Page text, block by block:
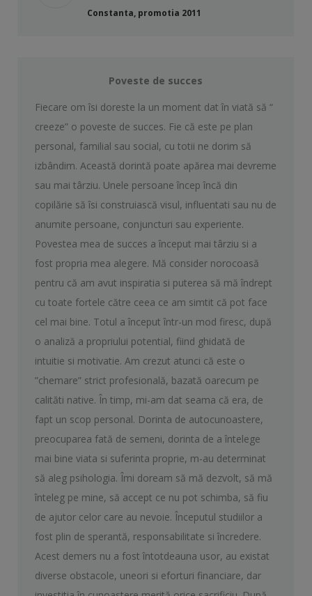
Constanta, promotia 2011
Poveste de succes
Fiecare om îsi doreste la un moment dat în viată să “
creeze” o poveste de succes. Fie că este pe plan
personal, familial sau social, cu totii ne dorim să
izbândim. Această dorintă poate apărea mai devreme
sau mai târziu. Unele persoane încep încă din
copilărie să îsi construiască visul, influentati sau nu de
anumite persoane, conjuncturi sau experiente.
Povestea mea de succes a început mai târziu si a
fost propria mea alegere. Mă consider norocoasă
pentru că am avut inspiratia si puterea să mă îndrept
cu toate fortele către ceea ce am simtit că pot face
cel mai bine. Totul a început într-un mod firesc, după
o analiză a propriului potential, fiind ghidată de
intuitie si motivatie. Am crezut atunci că este o
”chemare” strict profesională, bazată oarecum pe
calităti native. În timp, mi-am dat seama că era, de
fapt un scop personal. Dorinta de autocunoastere,
preocuparea fată de semeni, dorinta de a întelege
mai bine viata si suferinta proprie, m-au determinat
să aleg psihologia. Îmi doream să mă dezvolt, să mă
înteleg pe mine, să accept ce nu pot schimba, să fiu
de ajutor celor care au nevoie. Începutul studiilor a
fost plin de sperantă, responsabilitate si încredere.
Acest demers nu a fost întotdeauna usor, au existat
diverse obstacole, uneori si eforturi financiare, dar